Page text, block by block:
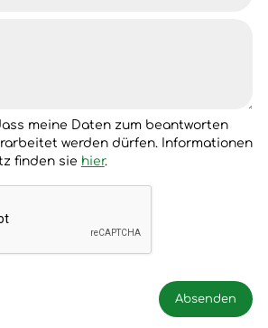
meine Daten zum beantworten
werden dürfen. Informationen
finden sie hier.